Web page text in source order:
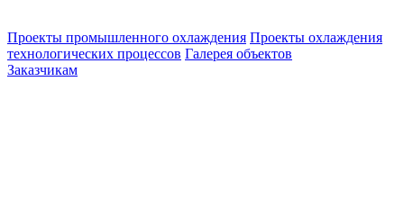
Проекты промышленного охлаждения Проекты охлаждения
технологических процессов Галерея объектов
Заказчикам